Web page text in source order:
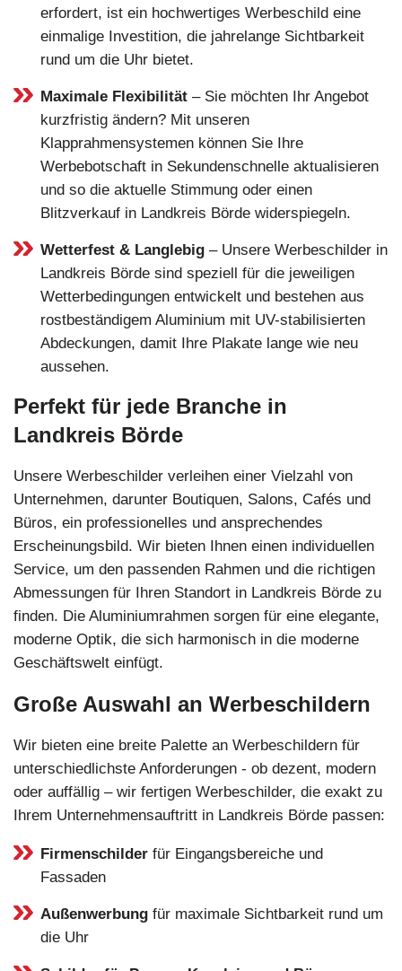
erfordert, ist ein hochwertiges Werbeschild eine
einmalige Investition, die jahrelange Sichtbarkeit
rund um die Uhr bietet.
Maximale Flexibilität – Sie möchten Ihr Angebot
kurzfristig ändern? Mit unseren
Klapprahmensystemen können Sie Ihre
Werbebotschaft in Sekundenschnelle aktualisieren
und so die aktuelle Stimmung oder einen
Blitzverkauf in Landkreis Börde widerspiegeln.
Wetterfest & Langlebig – Unsere Werbeschilder in
Landkreis Börde sind speziell für die jeweiligen
Wetterbedingungen entwickelt und bestehen aus
rostbeständigem Aluminium mit UV-stabilisierten
Abdeckungen, damit Ihre Plakate lange wie neu
aussehen.
Perfekt für jede Branche in
Landkreis Börde
Unsere Werbeschilder verleihen einer Vielzahl von
Unternehmen, darunter Boutiquen, Salons, Cafés und
Büros, ein professionelles und ansprechendes
Erscheinungsbild. Wir bieten Ihnen einen individuellen
Service, um den passenden Rahmen und die richtigen
Abmessungen für Ihren Standort in Landkreis Börde zu
finden. Die Aluminiumrahmen sorgen für eine elegante,
moderne Optik, die sich harmonisch in die moderne
Geschäftswelt einfügt.
Große Auswahl an Werbeschildern
Wir bieten eine breite Palette an Werbeschildern für
unterschiedlichste Anforderungen - ob dezent, modern
oder auffällig – wir fertigen Werbeschilder, die exakt zu
Ihrem Unternehmensauftritt in Landkreis Börde passen:
Firmenschilder für Eingangsbereiche und
Fassaden
Außenwerbung für maximale Sichtbarkeit rund um
die Uhr